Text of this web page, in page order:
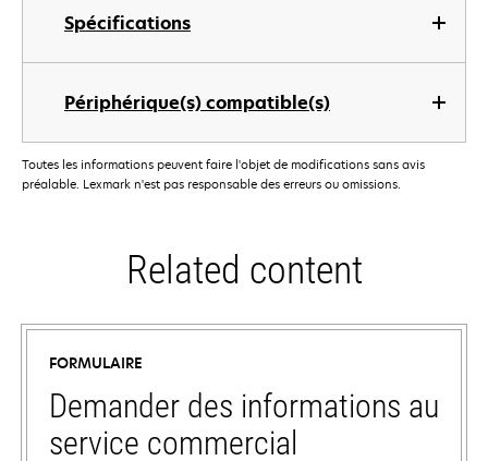
Spécifications
Périphérique(s) compatible(s)
Toutes les informations peuvent faire l'objet de modifications sans avis
préalable. Lexmark n'est pas responsable des erreurs ou omissions.
Related content
FORMULAIRE
Demander des informations au
service commercial